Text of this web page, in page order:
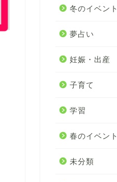
冬のイベント
夢占い
妊娠・出産
子育て
学習
春のイベント
未分類